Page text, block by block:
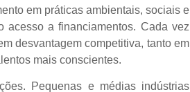
em práticas ambientais, sociais e
acesso a financiamentos. Cada vez
desvantagem competitiva, tanto em
mais conscientes.
Pequenas e médias indústrias